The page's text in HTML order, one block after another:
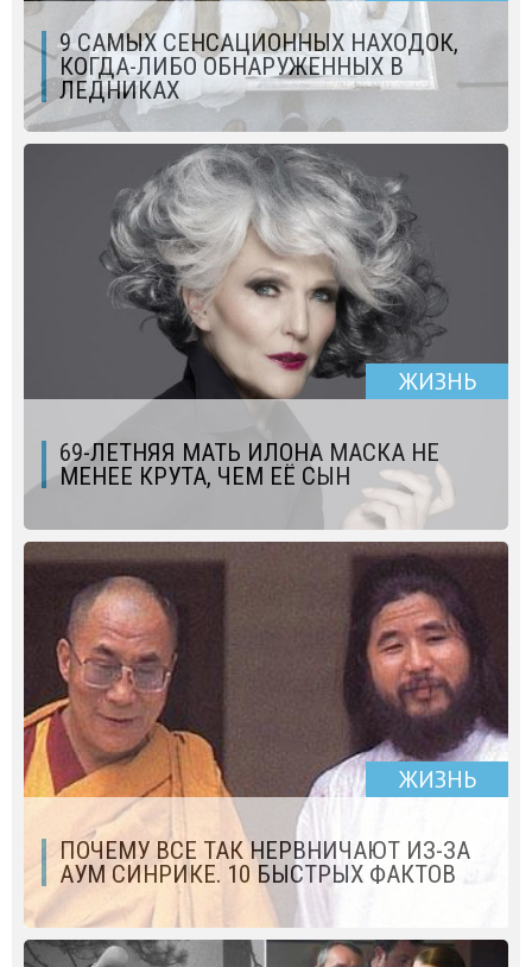
9 САМЫХ СЕНСАЦИОННЫХ НАХОДОК,
КОГДА-ЛИБО ОБНАРУЖЕННЫХ В
ЛЕДНИКАХ
ЖИЗНЬ
69-ЛЕТНЯЯ МАТЬ ИЛОНА МАСКА НЕ
МЕНЕЕ КРУТА, ЧЕМ ЕЁ СЫН
ЖИЗНЬ
ПОЧЕМУ ВСЕ ТАК НЕРВНИЧАЮТ ИЗ-ЗА
АУМ СИНРИКЕ. 10 БЫСТРЫХ ФАКТОВ